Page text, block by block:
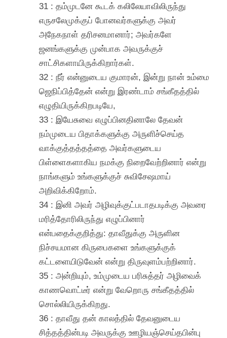
31 : தம்முடனே கூடக் கலிலேயாவிலிருந்து
எருசலேமுக்குப் போனவர்களுக்கு அவர்
அநேகநாள் தரிசனமானார்; அவர்களே
ஜனங்களுக்கு முன்பாக அவருக்குச்
சாட்சிகளாயிருக்கிறார்கள்.
32 : நீர் என்னுடைய குமாரன், இன்று நான் உம்மை
ஜெநிப்பித்தேன் என்று இரண்டாம் சங்கீதத்தில்
எழுதியிருக்கிறபடியே,
33 : இயேசுவை எழுப்பினதினாலே தேவன்
நம்முடைய பிதாக்களுக்கு அருளிச்செய்த
வாக்குத்தத்தத்தை அவர்களுடைய
பிள்ளைகளாகிய நமக்கு நிறைவேற்றினார் என்று
நாங்களும் உங்களுக்குச் சுவிசேஷமாய்
அறிவிக்கிறோம்.
34 : இனி அவர் அழிவுக்குட்படாதபடிக்கு அவரை
மரித்தோரிலிருந்து எழுப்பினார்
என்பதைக்குறித்து: தாவீதுக்கு அருளின
நிச்சயமான கிருபைகளை உங்களுக்குக்
கட்டளையிடுவேன் என்று திருவுளம்பற்றினார்.
35 : அன்றியும், உம்முடைய பரிசுத்தர் அழிவைக்
காணவொட்டீர் என்று வேறொரு சங்கீதத்தில்
சொல்லியிருக்கிறது.
36 : தாவீது தன் காலத்தில் தேவனுடைய
சித்தத்தின்படி அவருக்கு ஊழியஞ்செய்தபின்பு